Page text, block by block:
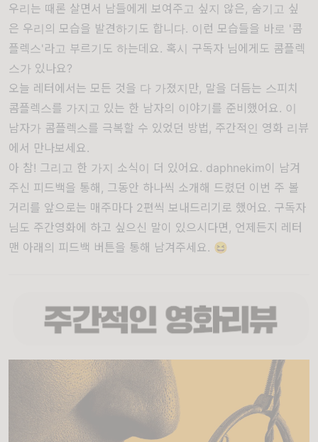
우리는 때론 살면서 남들에게 보여주고 싶지 않은, 숨기고 싶
은 우리의 모습을 발견하기도 합니다. 이런 모습들을 바로 '콤
플렉스'라고 부르기도 하는데요. 혹시 구독자 님에게도 콤플렉
스가 있나요?
오늘 레터에서는 모든 것을 다 가졌지만, 말을 더듬는 스피치
콤플렉스를 가지고 있는 한 남자의 이야기를 준비했어요. 이
남자가 콤플렉스를 극복할 수 있었던 방법, 주간적인 영화 리뷰
에서 만나보세요.
아 참! 그리고 한 가지 소식이 더 있어요. daphnekim이 남겨
주신 피드백을 통해, 그동안 하나씩 소개해 드렸던 이번 주 볼
거리를 앞으로는 매주마다 2편씩 보내드리기로 했어요. 구독자
님도 주간영화에 하고 싶으신 말이 있으시다면, 언제든지 레터
맨 아래의 피드백 버튼을 통해 남겨주세요. 😆